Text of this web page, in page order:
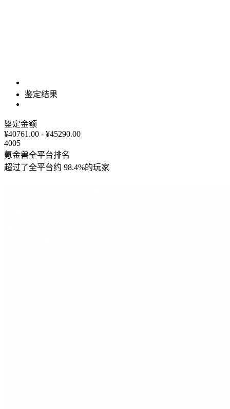
鉴定结果
鉴定金额
¥40761.00 - ¥45290.00
4005
氪金兽全平台排名
超过了全平台约 98.4%的玩家